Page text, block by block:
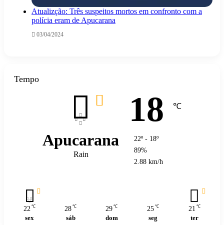
Atualizção: Três suspeitos mortos em confronto com a
polícia eram de Apucarana
03/04/2024
Tempo
Apucarana
Rain
18 ℃
22º - 18º
89%
2.88 km/h
22 ℃
sex
28 ℃
sáb
29 ℃
dom
25 ℃
seg
21 ℃
ter